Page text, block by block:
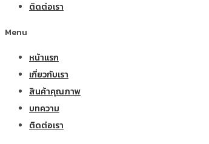
ติดต่อเรา
Menu
หน้าแรก
เกี่ยวกับเรา
สินค้าคุณภาพ
บทความ
ติดต่อเรา